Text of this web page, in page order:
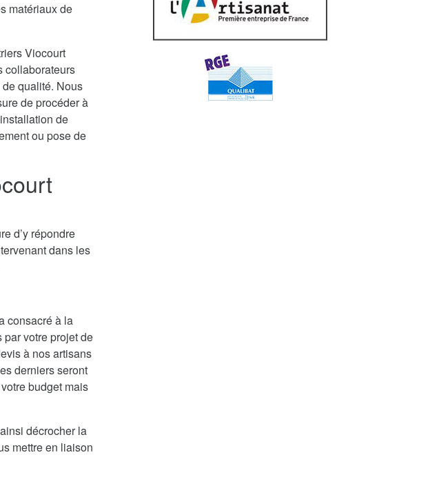
matériaux de
Viocourt
collaborateurs
qualité. Nous
de procéder à
de
ou pose de
d’y répondre
dans les
consacré à la
votre projet de
à nos artisans
derniers seront
budget mais
décrocher la
mettre en liaison